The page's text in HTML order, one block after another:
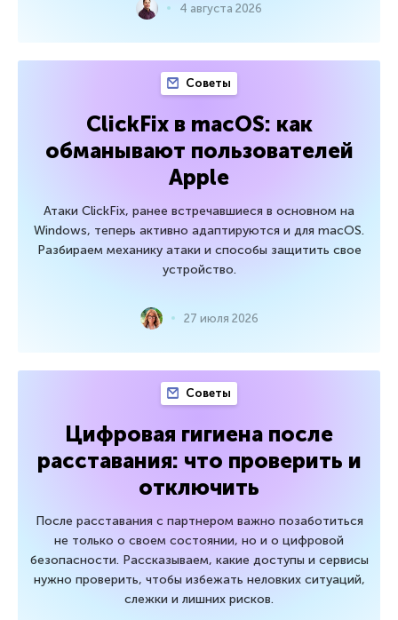
4 августа 2026
Советы
ClickFix в macOS: как
обманывают пользователей
Apple
Атаки ClickFix, ранее встречавшиеся в основном на
Windows, теперь активно адаптируются и для macOS.
Разбираем механику атаки и способы защитить свое
устройство.
27 июля 2026
Советы
Цифровая гигиена после
расставания: что проверить и
отключить
После расставания с партнером важно позаботиться
не только о своем состоянии, но и о цифровой
безопасности. Рассказываем, какие доступы и сервисы
нужно проверить, чтобы избежать неловких ситуаций,
слежки и лишних рисков.